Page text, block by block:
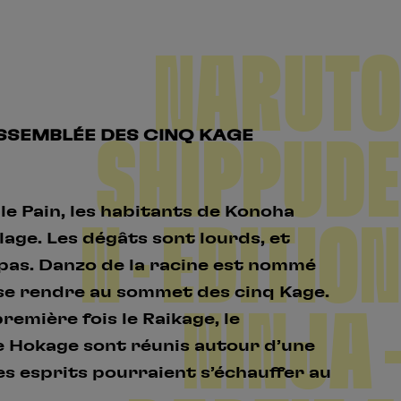
DES CINQ KAGE
Pain, les habitants de Konoha
Les dégâts sont lourds, et
Danzo de la racine est nommé
rendre au sommet des cinq Kage.
fois le Raikage, le
Hokage sont réunis autour d’une
esprits pourraient s’échauffer au
NARUTO
SHIPPUDE
N – EDITION
NINJA –